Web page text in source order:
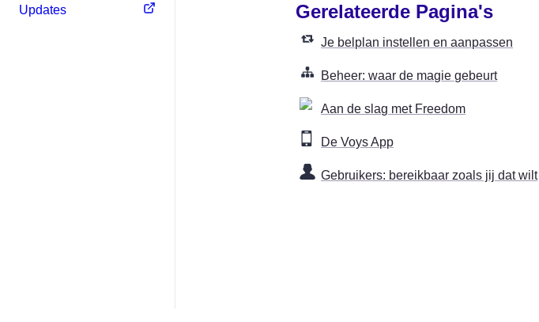
Updates Gerelateerde Pagina's
Je belplan instellen en aanpassen
Beheer: waar de magie gebeurt
Aan de slag met Freedom
De Voys App
Gebruikers: bereikbaar zoals jij dat wilt